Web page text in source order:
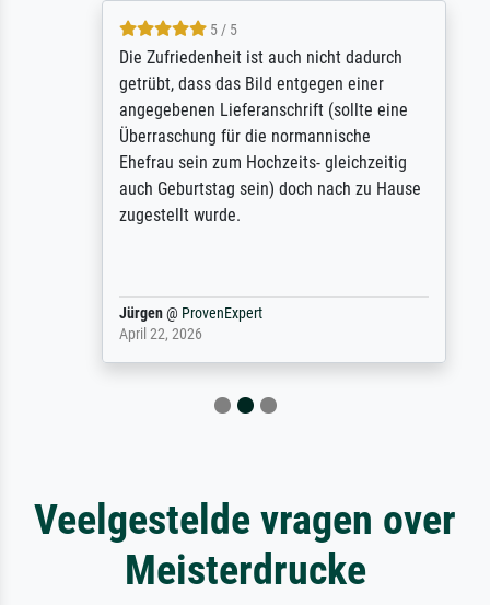
5 / 5
Die Zufriedenheit ist auch nicht dadurch
getrübt, dass das Bild entgegen einer
angegebenen Lieferanschrift (sollte eine
Überraschung für die normannische
Ehefrau sein zum Hochzeits- gleichzeitig
auch Geburtstag sein) doch nach zu Hause
zugestellt wurde.
Jürgen@ProvenExpert
April 22, 2026
Veelgestelde vragen over
Meisterdrucke